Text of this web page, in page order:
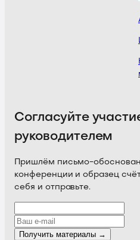
Согласуйте
руководителем
Пришлём письмо-
конференции и образец
себя и отправьте.
Получить материалы →